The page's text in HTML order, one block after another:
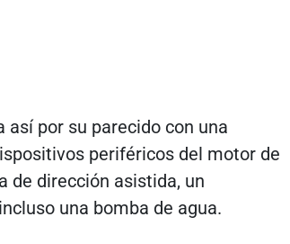
por su parecido con una
periféricos del motor de
de dirección asistida, un
una bomba de agua.